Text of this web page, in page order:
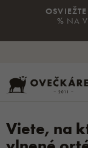
% NA
Viete, na
Všetko v
Všetko v
Všetko v
Všetko v
Všetko v
Všetko v